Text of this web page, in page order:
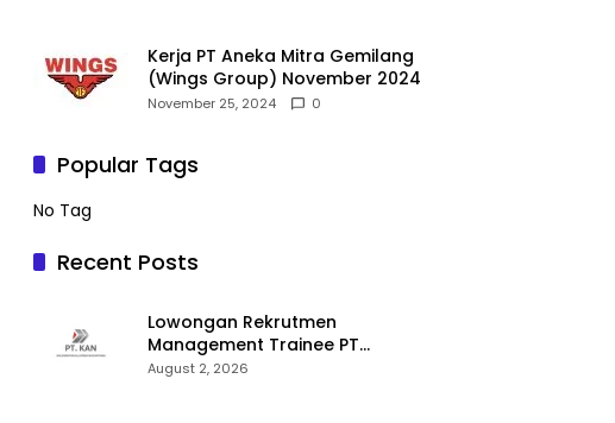
Kerja PT Aneka Mitra Gemilang
(Wings Group) November 2024
November 25, 2024 0
Popular Tags
No Tag
Recent Posts
Lowongan Rekrutmen
Management Trainee PT
Kalimantan Alumina Nusantara
August 2, 2026